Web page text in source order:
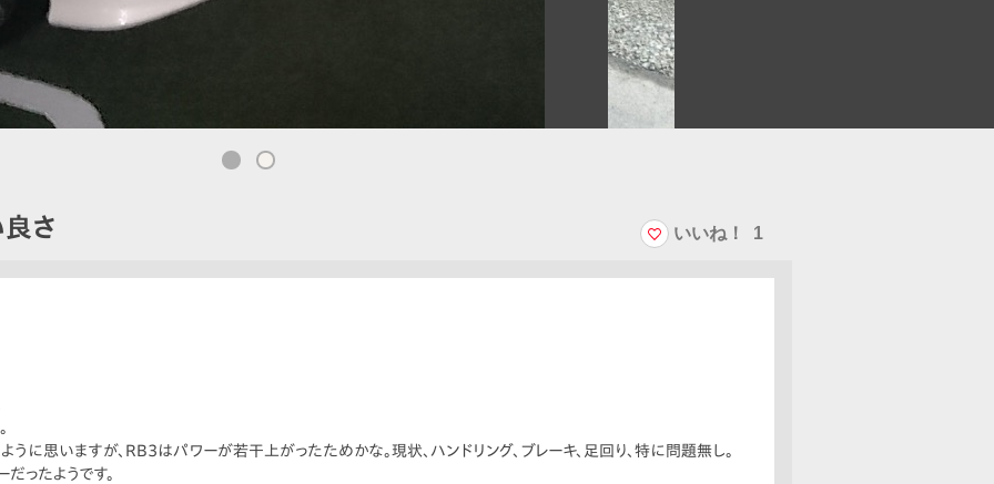
さ いいね！ 1
に思いますが、RB3はパワーが若干上がったためかな。現状、ハンドリング、ブレーキ、足回り、特に問題無し。
ったようです。